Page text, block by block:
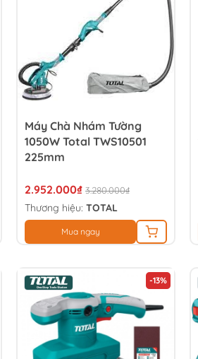
Máy Chà Nhám Tường
1050W Total TWS10501
225mm
2.952.000₫ 3.280.000₫
Thương hiệu: TOTAL
Mua ngay
-13%